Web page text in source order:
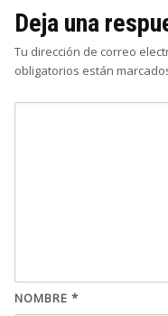
Deja una
Tu dirección de correo
obligatorios están
NOMBRE *